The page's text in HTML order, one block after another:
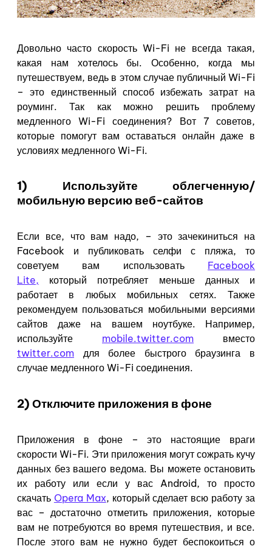
Довольно часто скорость Wi-Fi не всегда такая,
какая нам хотелось бы. Особенно, когда мы
путешествуем, ведь в этом случае публичный Wi-Fi
– это единственный способ избежать затрат на
роуминг. Так как можно решить проблему
медленного Wi-Fi соединения? Вот 7 советов,
которые помогут вам оставаться онлайн даже в
условиях медленного Wi-Fi.
1) Используйте облегченную/
мобильную версию веб-сайтов
Если все, что вам надо, – это зачекиниться на
Facebook и публиковать селфи с пляжа, то
советуем вам использовать Facebook
Lite, который потребляет меньше данных и
работает в любых мобильных сетях. Также
рекомендуем пользоваться мобильными версиями
сайтов даже на вашем ноутбуке. Например,
используйте mobile.twitter.com вместо
twitter.com для более быстрого браузинга в
случае медленного Wi-Fi соединения.
2) Отключите приложения в фоне
Приложения в фоне – это настоящие враги
скорости Wi-Fi. Эти приложения могут сожрать кучу
данных без вашего ведома. Вы можете остановить
их работу или если у вас Android, то просто
скачать Opera Max, который сделает всю работу за
вас – достаточно отметить приложения, которые
вам не потребуются во время путешествия, и все.
После этого вам не нужно будет беспокоиться о